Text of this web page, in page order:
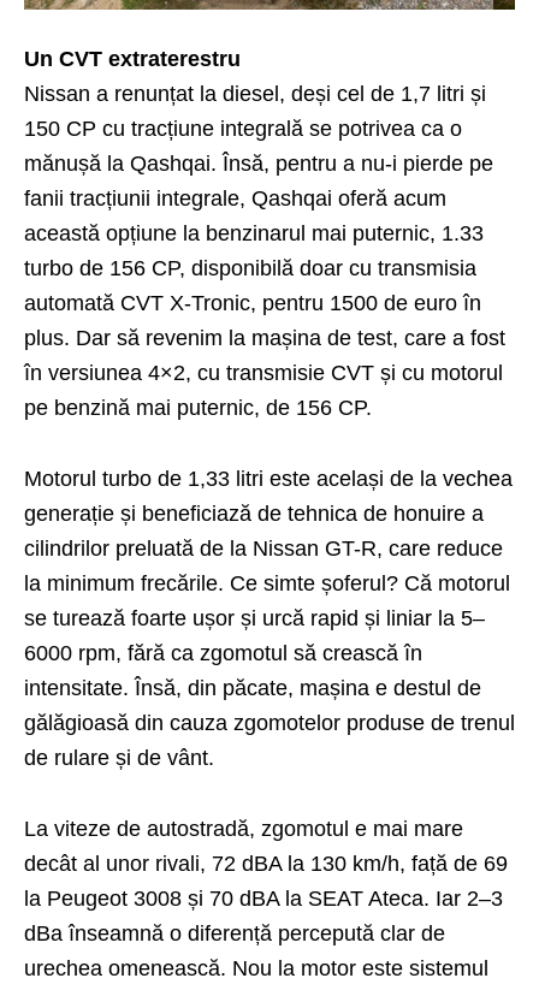
Un CVT extraterestru
Nissan a renunțat la diesel, deși cel de 1,7 litri și
150 CP cu tracțiune integrală se potrivea ca o
mănușă la Qashqai. Însă, pentru a nu-i pierde pe
fanii tracțiunii integrale, Qashqai oferă acum
această opțiune la benzinarul mai puternic, 1.33
turbo de 156 CP, disponibilă doar cu transmisia
automată CVT X-Tronic, pentru 1500 de euro în
plus. Dar să revenim la mașina de test, care a fost
în versiunea 4×2, cu transmisie CVT și cu motorul
pe benzină mai puternic, de 156 CP.
Motorul turbo de 1,33 litri este același de la vechea
generație și beneficiază de tehnica de honuire a
cilindrilor preluată de la Nissan GT-R, care reduce
la minimum frecările. Ce simte șoferul? Că motorul
se turează foarte ușor și urcă rapid și liniar la 5–
6000 rpm, fără ca zgomotul să crească în
intensitate. Însă, din păcate, mașina e destul de
gălăgioasă din cauza zgomotelor produse de trenul
de rulare și de vânt.
La viteze de autostradă, zgomotul e mai mare
decât al unor rivali, 72 dBA la 130 km/h, față de 69
la Peugeot 3008 și 70 dBA la SEAT Ateca. Iar 2–3
dBa înseamnă o diferență percepută clar de
urechea omenească. Nou la motor este sistemul